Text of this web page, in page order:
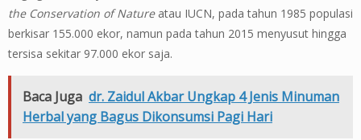
the Conservation of Natureatau IUCN, pada tahun 1985 populasi
berkisar 155.000 ekor, namun pada tahun 2015 menyusut hingga
tersisa sekitar 97.000 ekor saja.
Baca Juga dr. Zaidul Akbar Ungkap 4 Jenis Minuman
Herbal yang Bagus Dikonsumsi Pagi Hari